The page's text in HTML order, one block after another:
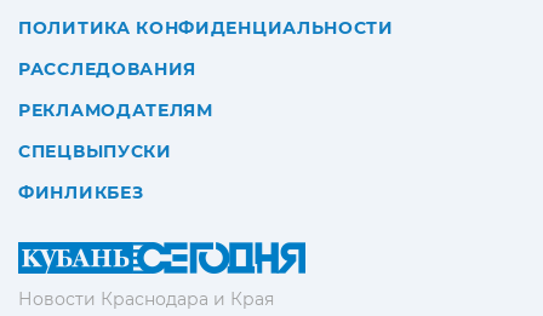
Новости Краснодара и Края
ПОЛИТИКА КОНФИДЕНЦИАЛЬНОСТИ
РАССЛЕДОВАНИЯ
РЕКЛАМОДАТЕЛЯМ
СПЕЦВЫПУСКИ
ФИНЛИКБЕЗ